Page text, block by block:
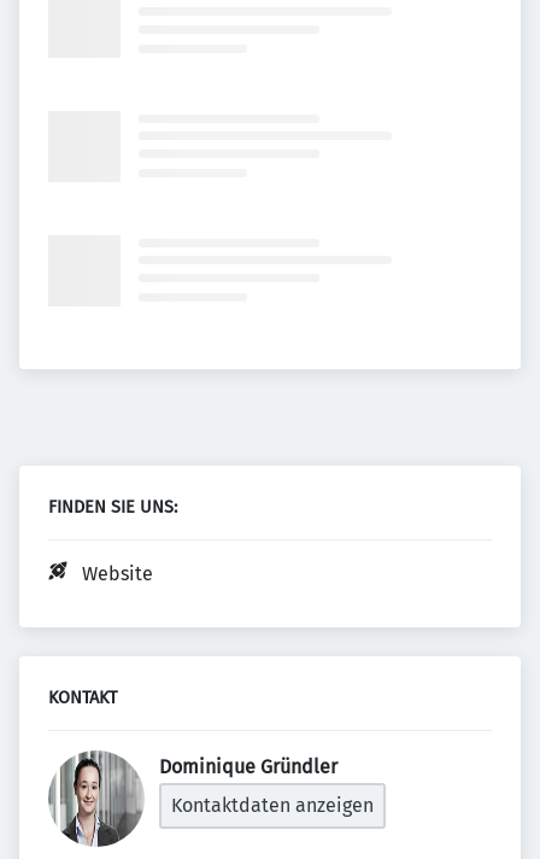
FINDEN SIE UNS:
Website
KONTAKT
Dominique Gründler
Kontaktdaten anzeigen